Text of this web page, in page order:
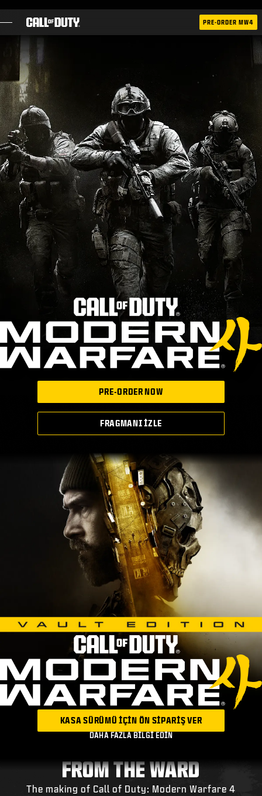
HABERLER
STORE
ESPOR
DESTEK
OTURUM AÇ|KAYDOL
PRE-ORDER MW4
PRE-ORDER NOW
FRAGMANI İZLE
KASA SÜRÜMÜ IÇIN ÖN SIPARIŞ VER
DAHA FAZLA BILGI EDIN
FROM THE WARD
The making of Call of Duty: Modern Warfare 4